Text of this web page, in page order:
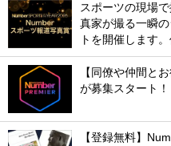
スポーツの現場
真家が撮る一瞬
トを開催します
【同僚や仲間と
が募集スタート！
【登録無料】